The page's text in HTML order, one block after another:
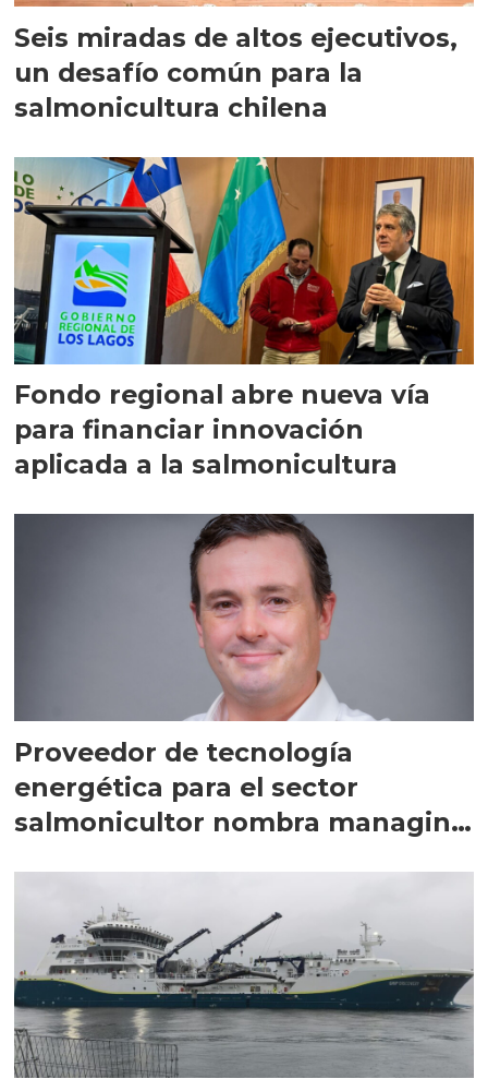
Seis miradas de altos ejecutivos,
un desafío común para la
salmonicultura chilena
Fondo regional abre nueva vía
para financiar innovación
aplicada a la salmonicultura
Proveedor de tecnología
energética para el sector
salmonicultor nombra managing